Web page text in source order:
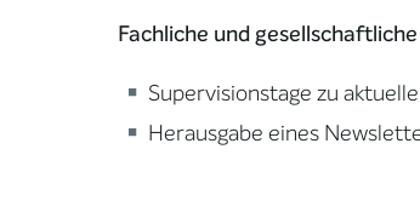
Fachliche und
Supervisionstage zu
Herausgabe eines